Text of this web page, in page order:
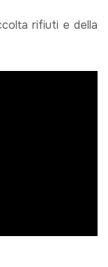
rifiuti e della